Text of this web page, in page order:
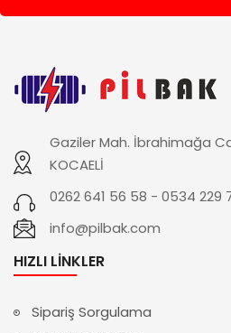
Gaziler Mah. İbrahimağa
KOCAELİ
0262 641 56 58 - 0534 229
info@pilbak.com
HIZLI LINKLER
Sipariş Sorgulama